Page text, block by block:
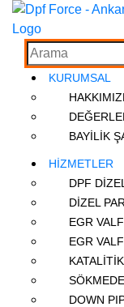
KURUMSAL
BAYİLİK
HİZMETLER
DPF
DİZEL
EGR
EGR
DOWN